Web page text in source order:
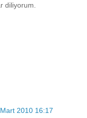
diliyorum.
2010 16:17